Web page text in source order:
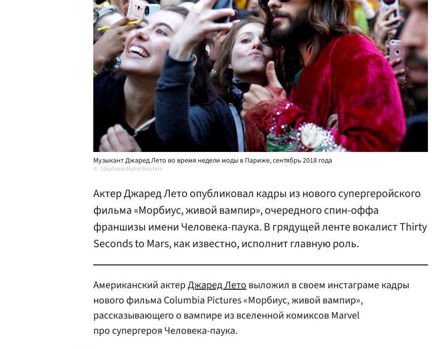
Музыкант Джаред Лето во время недели моды в Париже, сентябрь 2018 года
Stephane Mahe/Reuters
Актер Джаред Лето опубликовал кадры из нового супергеройского
фильма «Морбиус, живой вампир», очередного спин-оффа
франшизы имени Человека-паука. В грядущей ленте вокалист Thirty
Seconds to Mars, как известно, исполнит главную роль.
Американский актерДжаред Летовыложил в своем инстаграме кадры
нового фильма Columbia Pictures «Морбиус, живой вампир»,
рассказывающего о вампире из вселенной комиксов Marvel
про супергероя Человека-паука.